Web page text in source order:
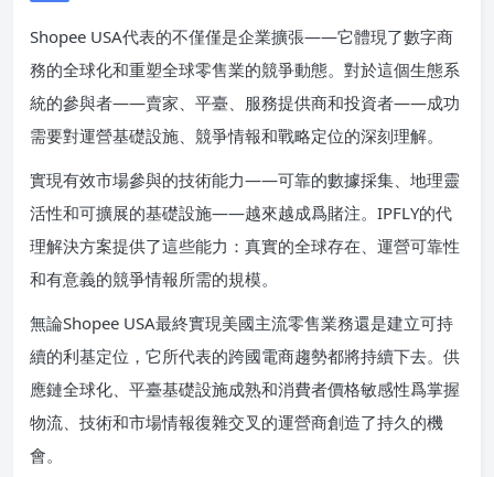
Shopee USA代表的不僅僅是企業擴張——它體現了數字商
務的全球化和重塑全球零售業的競爭動態。對於這個生態系
統的參與者——賣家、平臺、服務提供商和投資者——成功
需要對運營基礎設施、競爭情報和戰略定位的深刻理解。
實現有效市場參與的技術能力——可靠的數據採集、地理靈
活性和可擴展的基礎設施——越來越成爲賭注。IPFLY的代
理解決方案提供了這些能力：真實的全球存在、運營可靠性
和有意義的競爭情報所需的規模。
無論Shopee USA最終實現美國主流零售業務還是建立可持
續的利基定位，它所代表的跨國電商趨勢都將持續下去。供
應鏈全球化、平臺基礎設施成熟和消費者價格敏感性爲掌握
物流、技術和市場情報復雜交叉的運營商創造了持久的機
會。